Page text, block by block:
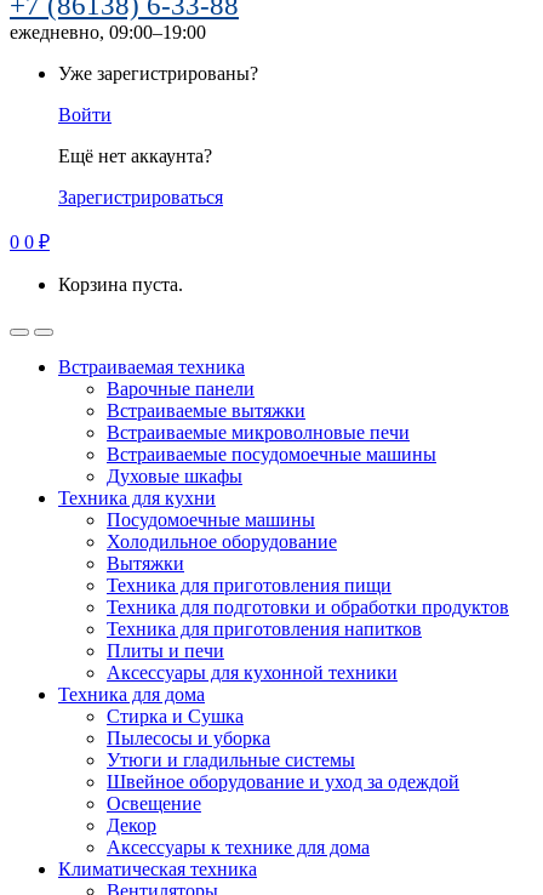
ежедневно, 09:00–19:00
Уже зарегистрированы?
Войти
Ещё нет аккаунта?
Зарегистрироваться
0 0 ₽
Корзина пуста.
Встраиваемая техника
Варочные панели
Встраиваемые вытяжки
Встраиваемые микроволновые печи
Встраиваемые посудомоечные машины
Духовые шкафы
Техника для кухни
Посудомоечные машины
Холодильное оборудование
Вытяжки
Техника для приготовления пищи
Техника для подготовки и обработки продуктов
Техника для приготовления напитков
Плиты и печи
Аксессуары для кухонной техники
Техника для дома
Стирка и Сушка
Пылесосы и уборка
Утюги и гладильные системы
Швейное оборудование и уход за одеждой
Освещение
Декор
Аксессуары к технике для дома
Климатическая техника
Вентиляторы